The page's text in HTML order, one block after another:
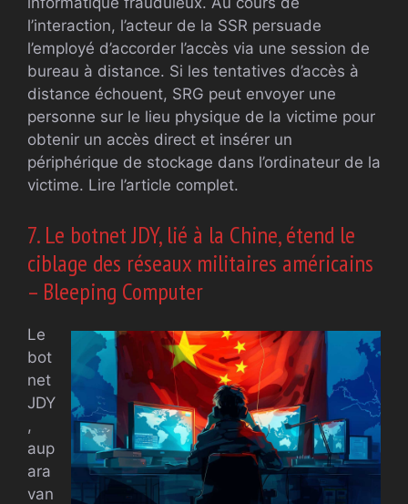
l’interaction, l’acteur de la SSR persuade
l’employé d’accorder l’accès via une session de
bureau à distance. Si les tentatives d’accès à
distance échouent, SRG peut envoyer une
personne sur le lieu physique de la victime pour
obtenir un accès direct et insérer un
périphérique de stockage dans l’ordinateur de la
victime. Lire l’article complet.
7. Le botnet JDY, lié à la Chine, étend le
ciblage des réseaux militaires américains
– Bleeping Computer
Le
bot
net
JDY
,
aup
ara
van